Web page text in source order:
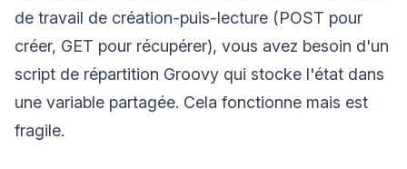
de travail de création-puis-lecture (POST pour
créer, GET pour récupérer), vous avez besoin d'un
script de répartition Groovy qui stocke l'état dans
une variable partagée. Cela fonctionne mais est
fragile.